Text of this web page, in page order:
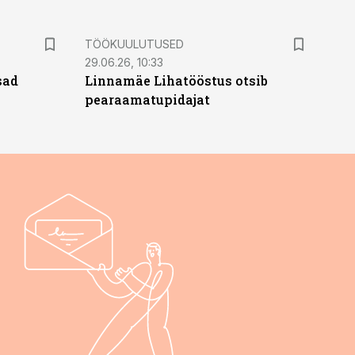
ST
TÖÖKUULUTUSED
29.06.26, 10:33
Linnamäe Lihatööstus otsib
pearaamatupidajat